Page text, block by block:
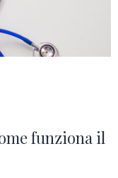
funziona il